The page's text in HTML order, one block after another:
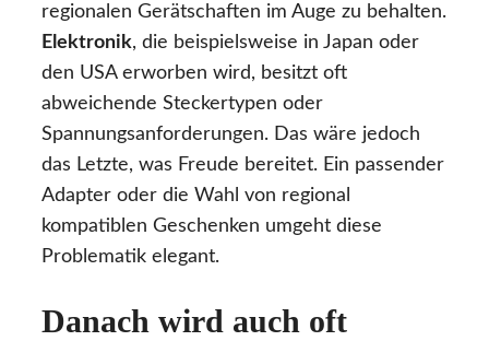
regionalen Gerätschaften im Auge zu behalten.
Elektronik, die beispielsweise in Japan oder
den USA erworben wird, besitzt oft
abweichende Steckertypen oder
Spannungsanforderungen. Das wäre jedoch
das Letzte, was Freude bereitet. Ein passender
Adapter oder die Wahl von regional
kompatiblen Geschenken umgeht diese
Problematik elegant.
Danach wird auch oft